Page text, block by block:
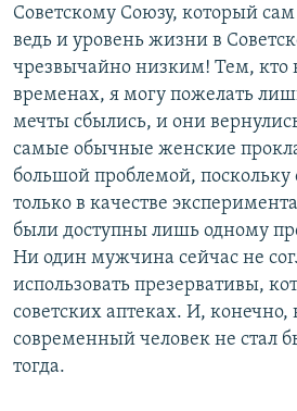
Советскому Союзу, который
ведь и уровень жизни в
чрезвычайно низким! Тем, кто
временах, я могу пожелать
мечты сбылись, и они
самые обычные женские
большой проблемой, поскольку
только в качестве
были доступны лишь одному
Ни один мужчина сейчас не
использовать презервативы,
советских аптеках. И, конечно,
современный человек не стал
тогда.